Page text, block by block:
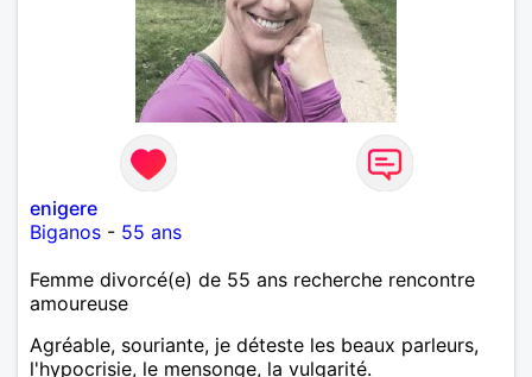
enigere
Biganos - 55 ans
Femme divorcé(e) de 55 ans recherche rencontre
amoureuse
Agréable, souriante, je déteste les beaux parleurs,
l'hypocrisie, le mensonge, la vulgarité.